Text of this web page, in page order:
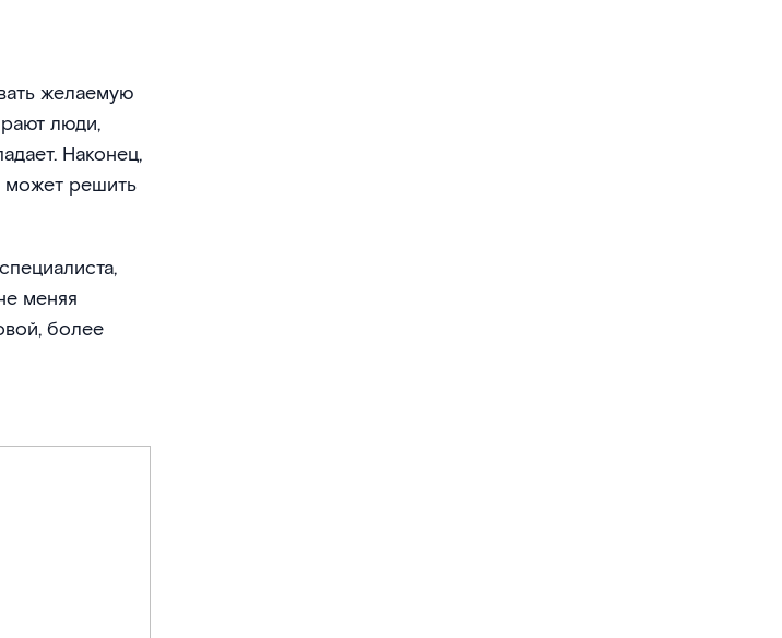
желаемую
люди,
Наконец,
может решить
меняя
более